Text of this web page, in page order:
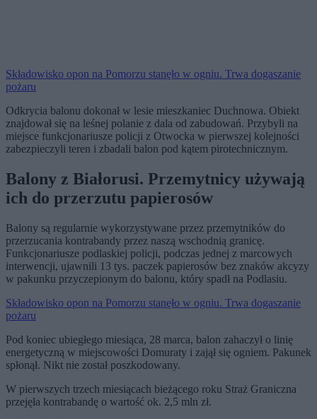
Składowisko opon na Pomorzu stanęło w ogniu. Trwa dogaszanie
pożaru
Odkrycia balonu dokonał w lesie mieszkaniec Duchnowa. Obiekt
znajdował się na leśnej polanie z dala od zabudowań. Przybyli na
miejsce funkcjonariusze policji z Otwocka w pierwszej kolejności
zabezpieczyli teren i zbadali balon pod kątem pirotechnicznym.
Balony z Białorusi. Przemytnicy używają
ich do przerzutu papierosów
Balony są regularnie wykorzystywane przez przemytników do
przerzucania kontrabandy przez naszą wschodnią granicę.
Funkcjonariusze podlaskiej policji, podczas jednej z marcowych
interwencji, ujawnili 13 tys. paczek papierosów bez znaków akcyzy
w pakunku przyczepionym do balonu, który spadł na Podlasiu.
Składowisko opon na Pomorzu stanęło w ogniu. Trwa dogaszanie
pożaru
Pod koniec ubiegłego miesiąca, 28 marca, balon zahaczył o linię
energetyczną w miejscowości Domuraty i zajął się ogniem. Pakunek
spłonął. Nikt nie został poszkodowany.
W pierwszych trzech miesiącach bieżącego roku Straż Graniczna
przejęła kontrabandę o wartość ok. 2,5 mln zł.